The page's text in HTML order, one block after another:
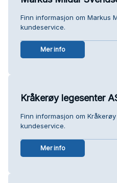
Finn informasjon om Markus
kundeservice.
Mer info
Kråkerøy legesenter
Finn informasjon om
kundeservice.
Mer info